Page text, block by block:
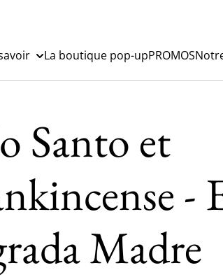
La boutique pop-upPROMOS
Santo et
-
Madre